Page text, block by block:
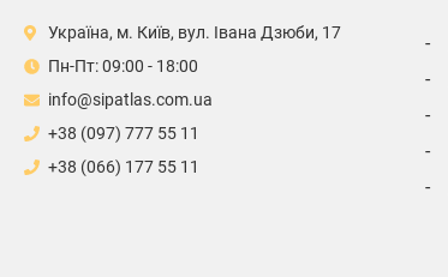
Україна, м. Київ, вул. Івана Дзюби, 17
Пн-Пт: 09:00 - 18:00
info@sipatlas.com.ua
+38 (097) 777 55 11
+38 (066) 177 55 11